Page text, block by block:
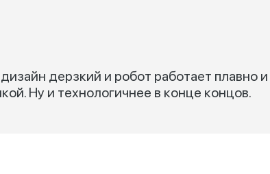
дерзкий и робот работает плавно и
Ну и технологичнее в конце концов.